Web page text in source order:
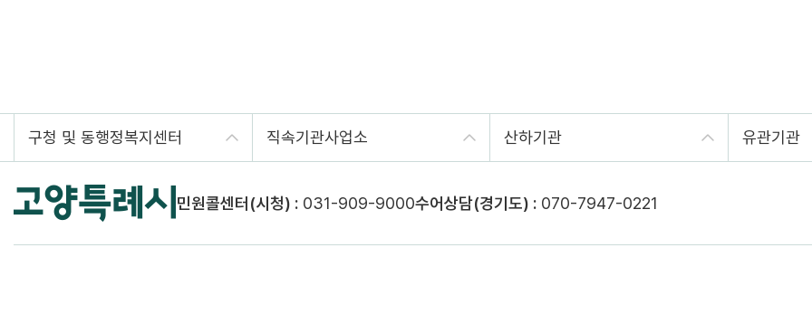
구청 및 동행정복지센터 직속기관사업소 산하기관 유관기관
민원콜센터(시청) : 031-909-9000수어상담(경기도) : 070-7947-0221